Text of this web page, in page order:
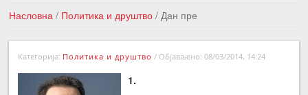
Насловна / Политика и друштво / Дан пре
←Претходна вест
Следећа вест →
Категорија: Политика и друштво / Објављено: 08/03/2014, 14:24
1.